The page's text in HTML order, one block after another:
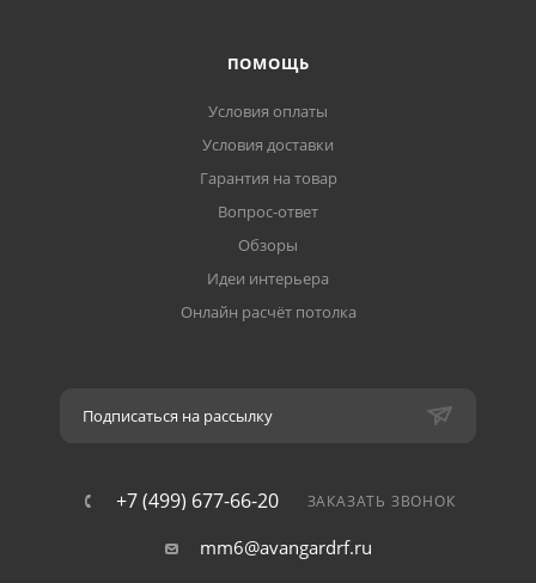
ПОМОЩЬ
Условия оплаты
Условия доставки
Гарантия на товар
Вопрос-ответ
Обзоры
Идеи интерьера
Онлайн расчёт потолка
Подписаться на рассылку
+7 (499) 677-66-20 ЗАКАЗАТЬ ЗВОНОК
mm6@avangardrf.ru